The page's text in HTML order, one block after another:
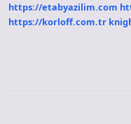
https://etabyazilim.com
https://korloff.com.tr